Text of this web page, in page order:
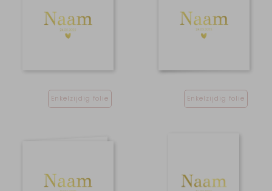
Enkelzijdig folie Enkelzijdig folie